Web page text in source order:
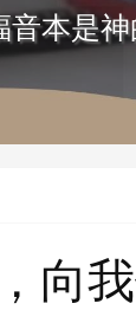
音本是
向